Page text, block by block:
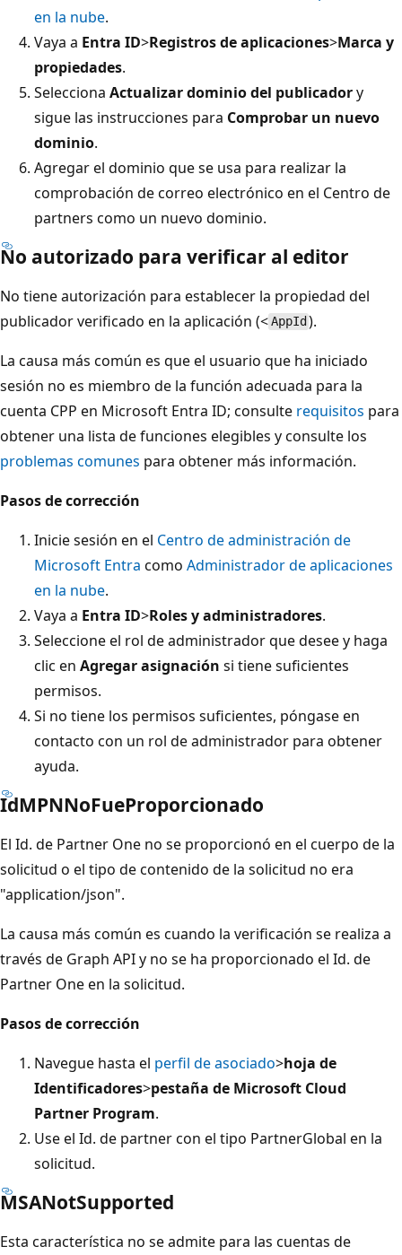
en la nube.
Vaya a Entra ID>Registros de aplicaciones>Marca y
propiedades.
Selecciona Actualizar dominio del publicadory
sigue las instrucciones para Comprobar un nuevo
dominio.
Agregar el dominio que se usa para realizar la
comprobación de correo electrónico en el Centro de
partners como un nuevo dominio.
No autorizado para verificar al editor
No tiene autorización para establecer la propiedad del
publicador verificado en la aplicación (<AppId ).
La causa más común es que el usuario que ha iniciado
sesión no es miembro de la función adecuada para la
cuenta CPP en Microsoft Entra ID; consulte requisitos para
obtener una lista de funciones elegibles y consulte los
problemas comunes para obtener más información.
Pasos de corrección
Inicie sesión en el Centro de administración de
Microsoft Entra como Administrador de aplicaciones
en la nube.
Vaya a Entra ID>Roles y administradores.
Seleccione el rol de administrador que desee y haga
clic en Agregar asignación si tiene suficientes
permisos.
Si no tiene los permisos suficientes, póngase en
contacto con un rol de administrador para obtener
ayuda.
IdMPNNoFueProporcionado
El Id. de Partner One no se proporcionó en el cuerpo de la
solicitud o el tipo de contenido de la solicitud no era
"application/json".
La causa más común es cuando la verificación se realiza a
través de Graph API y no se ha proporcionado el Id. de
Partner One en la solicitud.
Pasos de corrección
Navegue hasta el perfil de asociado>hoja de
Identificadores>pestaña de Microsoft Cloud
Partner Program.
Use el Id. de partner con el tipo PartnerGlobal en la
solicitud.
MSANotSupported
Esta característica no se admite para las cuentas de